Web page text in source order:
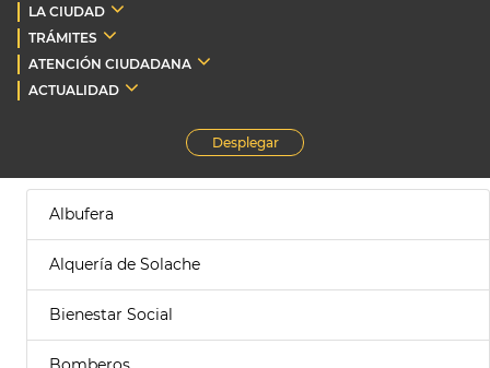
LA CIUDAD
TRÁMITES
ATENCIÓN CIUDADANA
ACTUALIDAD
Desplegar
Albufera
Alquería de Solache
Bienestar Social